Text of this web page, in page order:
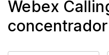
Webex